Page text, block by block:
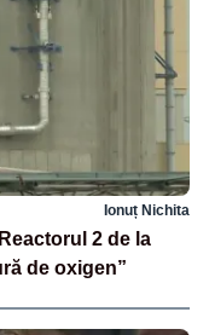
Ionuț Nichita
2 de la
de oxigen”